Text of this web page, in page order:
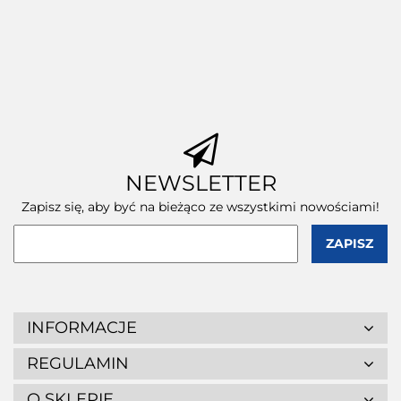
NEWSLETTER
Zapisz się, aby być na bieżąco ze wszystkimi nowościami!
INFORMACJE
REGULAMIN